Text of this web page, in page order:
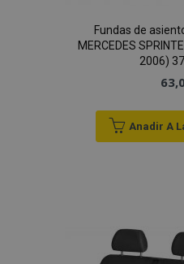
Fundas de
MERCEDES
2006)
Anadir A